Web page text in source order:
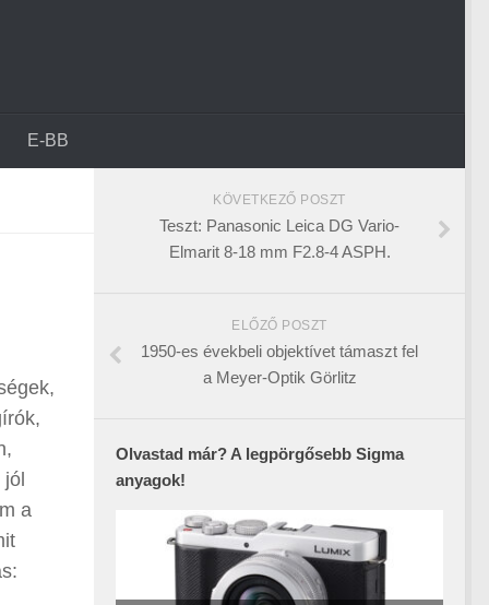
E-BB
a
KÖVETKEZŐ POSZT
Teszt: Panasonic Leica DG Vario-
Elmarit 8-18 mm F2.8-4 ASPH.
ELŐZŐ POSZT
1950-es évekbeli objektívet támaszt fel
a Meyer-Optik Görlitz
Olvastad már? A legpörgősebb Sigma
anyagok!